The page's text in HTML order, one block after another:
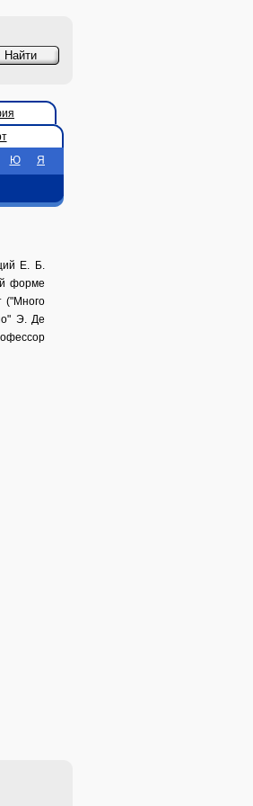
Ю Я
Е. Б.
форме
("Много
Э. Де